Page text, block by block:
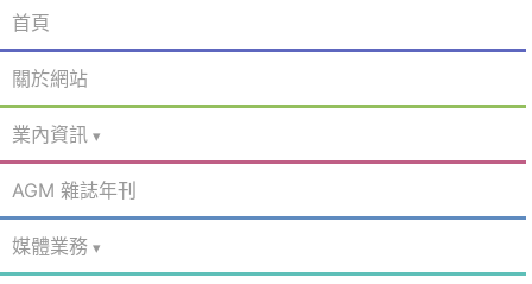
首頁
關於網站
業內資訊
AGM 雜誌年刊
媒體業務